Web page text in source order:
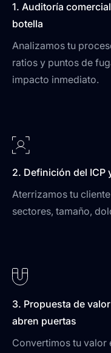
1. Auditoría
botella
Analizamos tu
ratios y puntos de
impacto inmediato.
2. Definición del ICP
Aterrizamos tu
sectores, tamaño,
3. Propuesta de
abren puertas
Convertimos tu valor